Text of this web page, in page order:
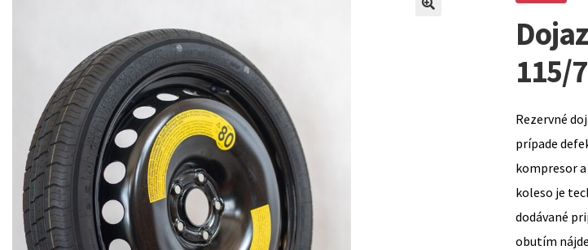
115/
Rezervné
prípade
kompresor
koleso je
dodávané
obutím